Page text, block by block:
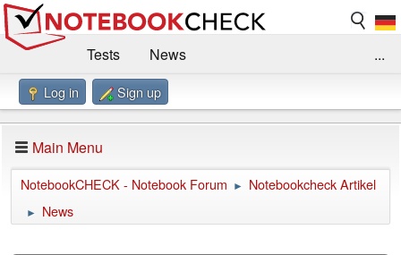
Tests
News
Benchmarks / Technik
Forum
Impressum
...
Log in Sign up
Main Menu
NotebookCHECK - Notebook Forum ► Notebookcheck Artikel
► News